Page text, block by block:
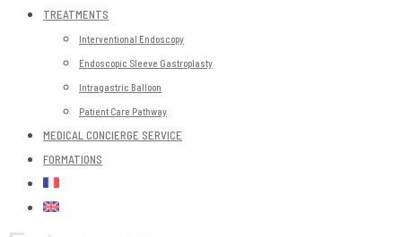
TREATMENTS
Interventional Endoscopy
Endoscopic Sleeve Gastroplasty
Intragastric Balloon
Patient Care Pathway
MEDICAL CONCIERGE SERVICE
FORMATIONS